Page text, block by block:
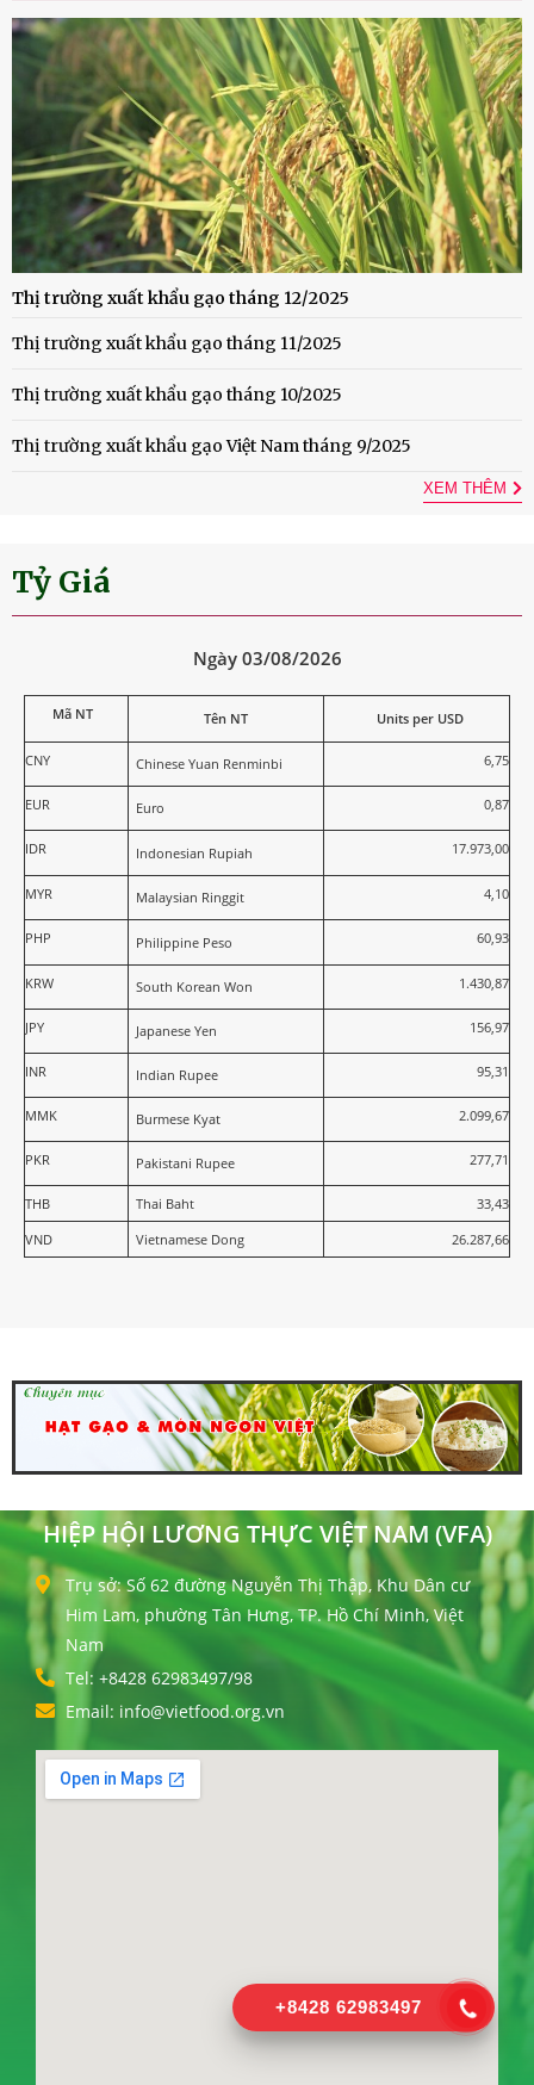
Thị trường xuất khẩu gạo tháng 12/2025
Thị trường xuất khẩu gạo tháng 11/2025
Thị trường xuất khẩu gạo tháng 10/2025
Thị trường xuất khẩu gạo Việt Nam tháng 9/2025
XEM THÊM
Tỷ Giá
Ngày 03/08/2026
Mã NT Tên NT Units per USD
CNY Chinese Yuan Renminbi 6,75
EUR Euro 0,87
IDR Indonesian Rupiah 17.973,00
MYR Malaysian Ringgit 4,10
PHP Philippine Peso 60,93
KRW South Korean Won 1.430,87
JPY Japanese Yen 156,97
INR Indian Rupee 95,31
MMK Burmese Kyat 2.099,67
PKR Pakistani Rupee 277,71
THB Thai Baht
33,43
VND
Vietnamese Dong 26.287,66
HIỆP HỘI LƯƠNG THỰC VIỆT NAM (VFA)
Trụ sở: Số 62 đường Nguyễn Thị Thập, Khu Dân cư
Him Lam, phường Tân Hưng, TP. Hồ Chí Minh, Việt
Nam
Tel: +8428 62983497/98
Email: info@vietfood.org.vn
+8428 62983497